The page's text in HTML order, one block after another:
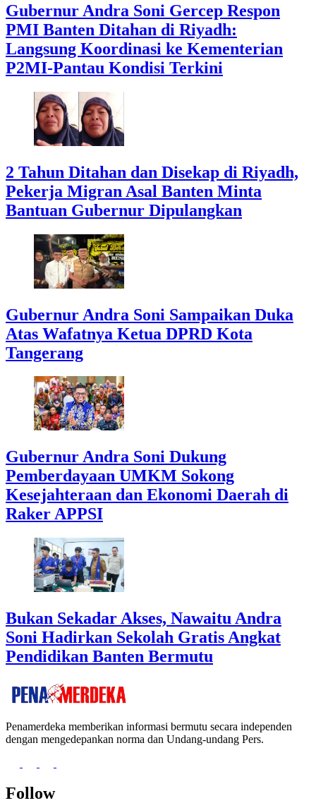
Gubernur Andra Soni Gercep Respon
PMI Banten Ditahan di Riyadh:
Langsung Koordinasi ke Kementerian
P2MI-Pantau Kondisi Terkini
2 Tahun Ditahan dan Disekap di Riyadh,
Pekerja Migran Asal Banten Minta
Bantuan Gubernur Dipulangkan
Gubernur Andra Soni Sampaikan Duka
Atas Wafatnya Ketua DPRD Kota
Tangerang
Gubernur Andra Soni Dukung
Pemberdayaan UMKM Sokong
Kesejahteraan dan Ekonomi Daerah di
Raker APPSI
Bukan Sekadar Akses, Nawaitu Andra
Soni Hadirkan Sekolah Gratis Angkat
Pendidikan Banten Bermutu
Penamerdeka memberikan informasi bermutu secara independen
dengan mengedepankan norma dan Undang-undang Pers.
Follow